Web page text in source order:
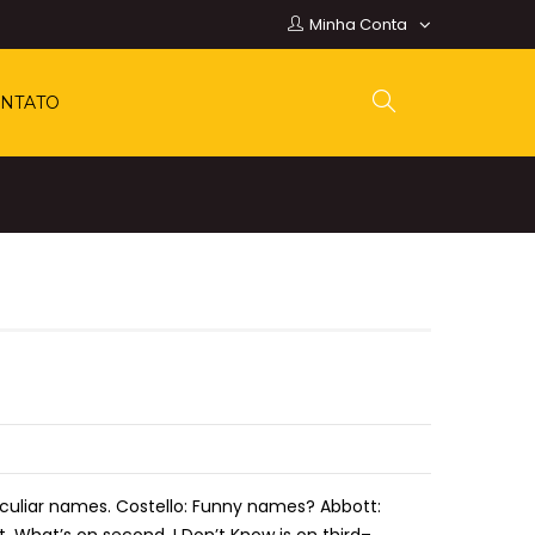
Minha Conta
names. Costello: Funny names? Abbott: